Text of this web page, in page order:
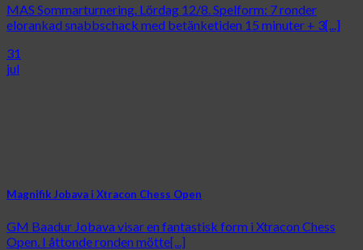
MAS Sommarturnering. Lördag 12/8. Spelform: 7 ronder
elorankad snabbschack med betänketiden 15 minuter + 3[...]
31
jul
Magnifik Jobava i Xtracon Chess Open
GM Baadur Jobava visar en fantastisk form i Xtracon Chess
Open. I åttonde ronden mötte[...]